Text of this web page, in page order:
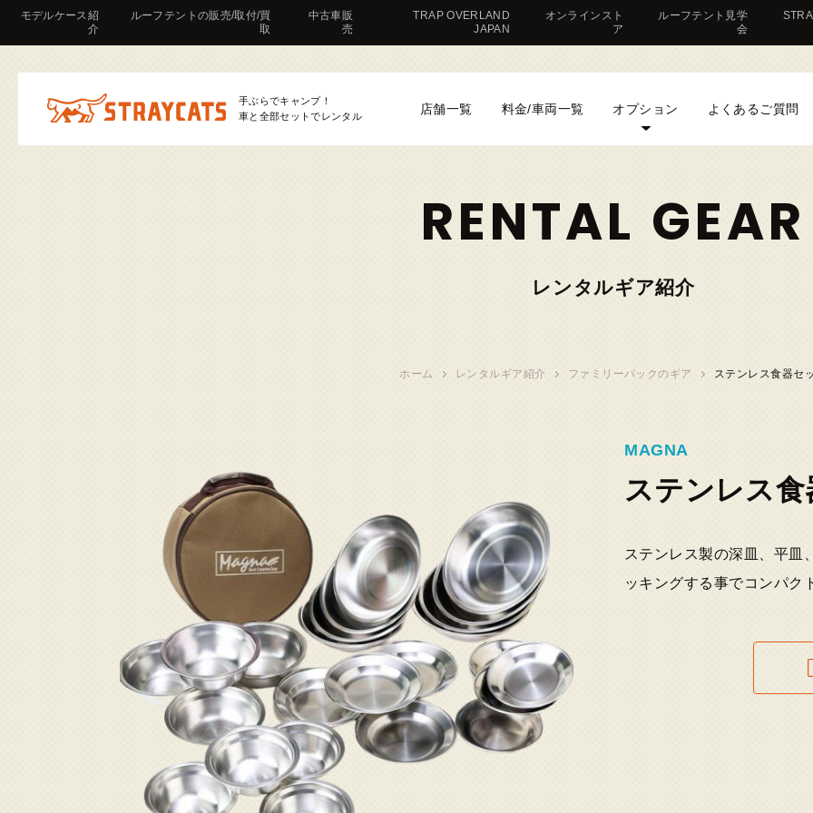
モデルケース紹
介
ルーフテントの販売/取付/買
取
中古車販
売
TRAP OVERLAND
JAPAN
オンラインスト
ア
ルーフテント見学
会
手ぶらでキャンプ！
車と全部セットでレンタル
店舗一覧 料金/車両一覧 オプション よくあるご質問
RENTAL GEAR
レンタルギア紹介
ホーム レンタルギア紹介 ファミリーパックのギア ステンレス食器セ
MAGNA
ステンレス
ステンレス製の深皿、平皿
ッキングする事でコンパク